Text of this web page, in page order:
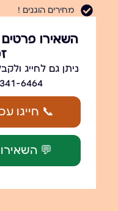
מחירים הוגנים !
השאירו פרטים
ניתן גם לחייג
6464
📞 חייגו עכשיו 054-
💬